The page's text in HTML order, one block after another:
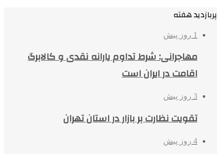
پربازدید هفته
1 روز پیش
مهاجرانی: شرط تداوم یارانه نقدی و کالابرگ
اقامت در ایران است
3 روز پیش
تقویت نظارت بر بازار در استان تهران
4 روز پیش